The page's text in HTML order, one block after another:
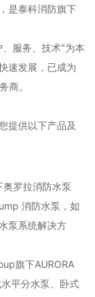
是泰科消防旗下
服务、技术"为本
速发展，已成为
商。
提供以下产品及
罗拉消防水泵
消防水泵，如
泵系统解决方
旗下AURORA
平分水泵、卧式